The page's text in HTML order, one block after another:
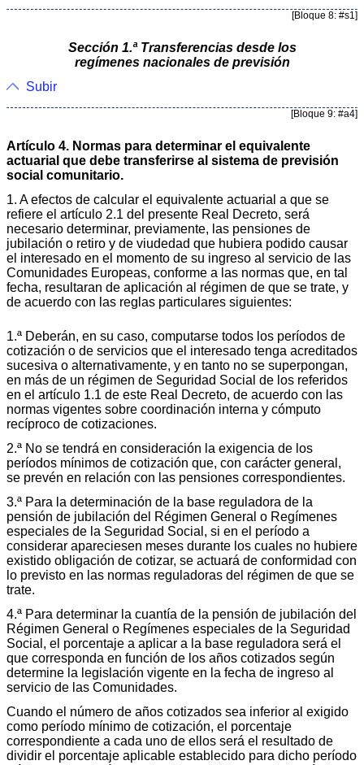
[Bloque 8: #s1]
Sección 1.ª Transferencias desde los
regímenes nacionales de previsión
Subir
[Bloque 9: #a4]
Artículo 4. Normas para determinar el equivalente
actuarial que debe transferirse al sistema de previsión
social comunitario.
1. A efectos de calcular el equivalente actuarial a que se
refiere el artículo 2.1 del presente Real Decreto, será
necesario determinar, previamente, las pensiones de
jubilación o retiro y de viudedad que hubiera podido causar
el interesado en el momento de su ingreso al servicio de las
Comunidades Europeas, conforme a las normas que, en tal
fecha, resultaran de aplicación al régimen de que se trate, y
de acuerdo con las reglas particulares siguientes:
1.ª Deberán, en su caso, computarse todos los períodos de
cotización o de servicios que el interesado tenga acreditados
sucesiva o alternativamente, y en tanto no se superpongan,
en más de un régimen de Seguridad Social de los referidos
en el artículo 1.1 de este Real Decreto, de acuerdo con las
normas vigentes sobre coordinación interna y cómputo
recíproco de cotizaciones.
2.ª No se tendrá en consideración la exigencia de los
períodos mínimos de cotización que, con carácter general,
se prevén en relación con las pensiones correspondientes.
3.ª Para la determinación de la base reguladora de la
pensión de jubilación del Régimen General o Regímenes
especiales de la Seguridad Social, si en el período a
considerar apareciesen meses durante los cuales no hubiere
existido obligación de cotizar, se actuará de conformidad con
lo previsto en las normas reguladoras del régimen de que se
trate.
4.ª Para determinar la cuantía de la pensión de jubilación del
Régimen General o Regímenes especiales de la Seguridad
Social, el porcentaje a aplicar a la base reguladora será el
que corresponda en función de los años cotizados según
determine la legislación vigente en la fecha de ingreso al
servicio de las Comunidades.
Cuando el número de años cotizados sea inferior al exigido
como período mínimo de cotización, el porcentaje
correspondiente a cada uno de ellos será el resultado de
dividir el porcentaje aplicable establecido para dicho período